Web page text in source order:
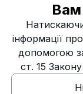
Пирог/
Вам
інформації
допомогою
ст. 15